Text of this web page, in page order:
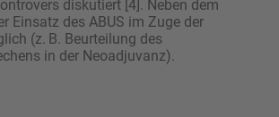
diskutiert [4]. Neben dem
Einsatz des ABUS im Zuge der
(z. B. Beurteilung des
in der Neoadjuvanz).